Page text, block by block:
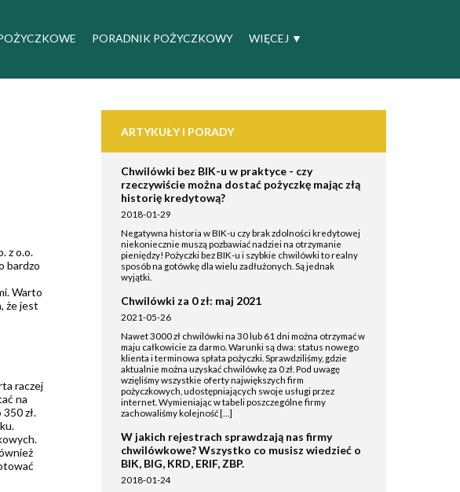
PORADNIK POŻYCZKOWY WIĘCEJ ▼
z o.o.
bardzo
Warto
że jest
raczej
na
zł.
ARTYKUŁY I PORADY
Chwilówki bez BIK-u w praktyce - czy
rzeczywiście można dostać pożyczkę mając złą
historię kredytową?
2018-01-29
Negatywna historia w BIK-u czy brak zdolności kredytowej
niekoniecznie muszą pozbawiać nadziei na otrzymanie
pieniędzy! Pożyczki bez BIK-u i szybkie chwilówki to realny
sposób na gotówkę dla wielu zadłużonych. Są jednak
wyjątki.
Chwilówki za 0 zł: maj 2021
2021-05-26
Nawet 3000 zł chwilówki na 30 lub 61 dni można otrzymać w
maju całkowicie za darmo. Warunki są dwa: status nowego
klienta i terminowa spłata pożyczki. Sprawdziliśmy, gdzie
aktualnie można uzyskać chwilówkę za 0 zł. Pod uwagę
wzięliśmy wszystkie oferty największych firm
pożyczkowych, udostępniających swoje usługi przez
internet. Wymieniając w tabeli poszczególne firmy
zachowaliśmy kolejność […]
W jakich rejestrach sprawdzają nas firmy
chwilówkowe? Wszystko co musisz wiedzieć o
BIK, BIG, KRD, ERIF, ZBP.
2018-01-24